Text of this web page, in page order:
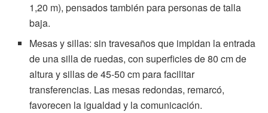
1,20 m), pensados también para personas de talla
baja.
Mesas y sillas: sin travesaños que impidan la entrada
de una silla de ruedas, con superficies de 80 cm de
altura y sillas de 45-50 cm para facilitar
transferencias. Las mesas redondas, remarcó,
favorecen la igualdad y la comunicación.